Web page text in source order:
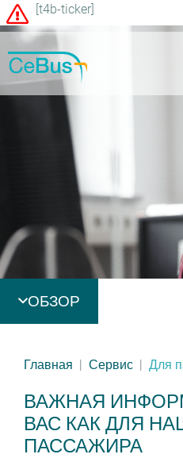
[t4b-ticker]
ОБЗОР
Главная Сервис Для
ВАЖНАЯ
ВАС КАК ДЛЯ
ПАССАЖИРА